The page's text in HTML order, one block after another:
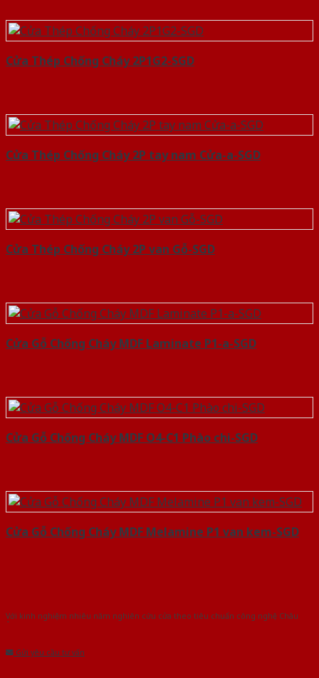
Cửa Thép Chống Cháy 2P1G2-SGD
Cửa Thép Chống Cháy 2P tay nam Cửa-a-SGD
Cửa Thép Chống Cháy 2P van Gỗ-SGD
Cửa Gỗ Chống Cháy MDF Laminate P1-a-SGD
Cửa Gỗ Chống Cháy MDF O4-C1 Phào chi-SGD
Cửa Gỗ Chống Cháy MDF Melamine P1 van kem-SGD
Với kinh nghiệm nhiêu năm nghiên cứu cửa theo tiêu chuẩn công nghệ Châu
Gửi yêu cầu tư vấn